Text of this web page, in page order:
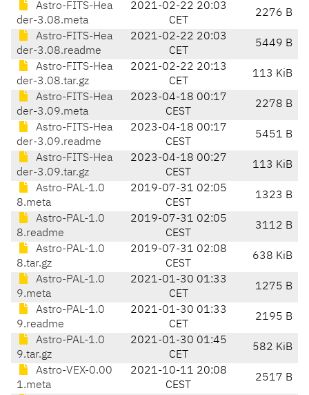
Astro-FITS-Hea
der-3.08.meta
2021-02-22 20:03
CET
2276 B
Astro-FITS-Hea
der-3.08.readme
2021-02-22 20:03
CET
5449 B
Astro-FITS-Hea
der-3.08.tar.gz
2021-02-22 20:13
CET
113 KiB
Astro-FITS-Hea
der-3.09.meta
2023-04-18 00:17
CEST
2278 B
Astro-FITS-Hea
der-3.09.readme
2023-04-18 00:17
CEST
5451 B
Astro-FITS-Hea
der-3.09.tar.gz
2023-04-18 00:27
CEST
113 KiB
Astro-PAL-1.0
8.meta
2019-07-31 02:05
CEST
1323 B
Astro-PAL-1.0
8.readme
2019-07-31 02:05
CEST
3112 B
Astro-PAL-1.0
8.tar.gz
2019-07-31 02:08
CEST
638 KiB
Astro-PAL-1.0
9.meta
2021-01-30 01:33
CET
1275 B
Astro-PAL-1.0
9.readme
2021-01-30 01:33
CET
2195 B
Astro-PAL-1.0
9.tar.gz
2021-01-30 01:45
CET
582 KiB
Astro-VEX-0.00
1.meta
2021-10-11 20:08
CEST
2517 B